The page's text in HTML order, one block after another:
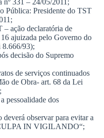
Pública: Presidente do TST
– ação declaratória de
ajuizada pelo Governo do
8.666/93);
decisão do Supremo
de serviços continuados
de Obra- art. 68 da Lei
pessoalidade dos
deverá observar para evitar a
IN VIGILANDO“;